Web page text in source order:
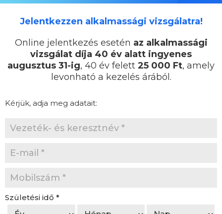
Kapcsolat
Jelentkezzen alkalmassági vizsgálatra!
Online jelentkezés esetén az alkalmassági
vizsgálat díja 40 év alatt ingyenes
augusztus 31-ig, 40 év felett 25 000 Ft, amely
levonható a kezelés árából.
Kérjük, adja meg adatait:
Születési idő *